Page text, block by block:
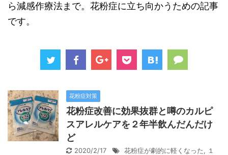
ら減感作療法まで。花粉症に立ち向かうための記事
です。
花粉症対策
花粉症改善に効果抜群と噂のカルピ
スアレルケアを２年半飲んだんだけ
ど
2020/2/17 花粉症が劇的に軽くなった, １